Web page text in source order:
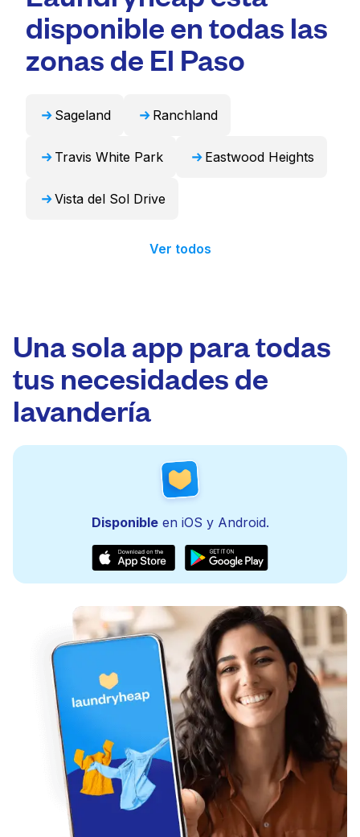
conveniente y que ahorra tiempo.
voluminosos como edredones, mantas y
cortinas. Como alternativa, Laundryheap
puede encargarse de estos artículos de forma
profesional y devolverlos listos para usar en
disponible en todas las
zonas de El Paso
Sageland Ranchland
Travis White Park Eastwood Heights
Vista del Sol Drive
Ver todos
Una sola app para todas
tus necesidades de
lavandería
Disponibleen iOS y Android.